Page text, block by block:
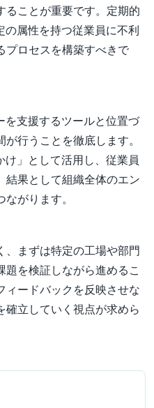
ることが重要です。定期的
属性を持つ従業員に不利
プロセスを構築すべきで
支援するツールと位置づ
行うことを徹底します。
」として活用し、従業員
結果として組織全体のエン
がります。
、まずは特定の工場や部門
を検証しながら進めるこ
ィードバックを反映させな
確立していく視点が求めら